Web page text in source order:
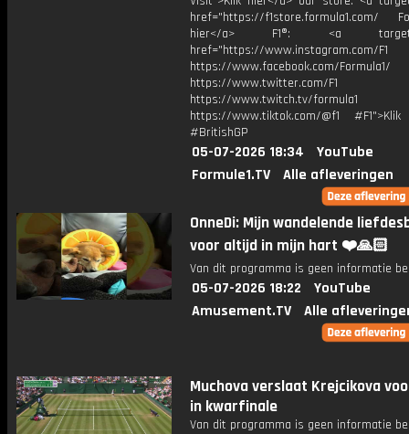
href="https://f1store.formula1.com/
hier</a> F1®: <a
href="https://www.instagram.com/F1
https://www.facebook.com/Formula1/
https://www.twitter.com/F1
https://www.twitch.tv/formula1
https://www.tiktok.com/@f1
#BritishGP
05-07-2026 18:34
YouTube
Formule1.TV
Alle afleveringen
OnneDi: Mijn wandelende
voor altijd in mijn hart ❤️🙏🏻
Van dit programma is geen informatie
05-07-2026 18:22
YouTube
Amusement.TV
Alle
Muchova verslaat Krejcikova
in kwarfinale
Van dit programma is geen informatie